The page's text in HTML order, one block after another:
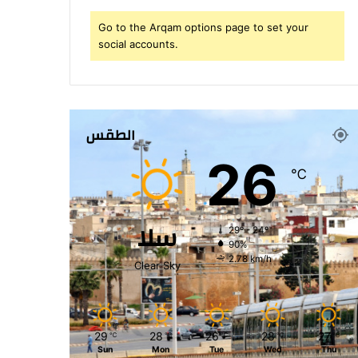
Go to the Arqam options page to set your
social accounts.
الطقس
سلا
Clear Sky
26℃
29º - 24º
90%
2.78 km/h
29 ℃
Sun
28 ℃
Mon
26 ℃
Tue
28 ℃
Wed
27 ℃
Thu